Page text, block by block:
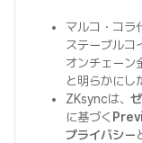
マルコ・コラ
ステーブルコ
オンチェーン
と明らかにし
ZKsyncは、
に基づく
プライバシー